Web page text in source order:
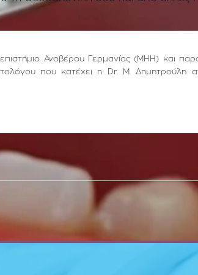
Ανοβέρου Γερμανίας (ΜΗΗ) και
που κατέχει η Dr. Μ. Δημητρούλη